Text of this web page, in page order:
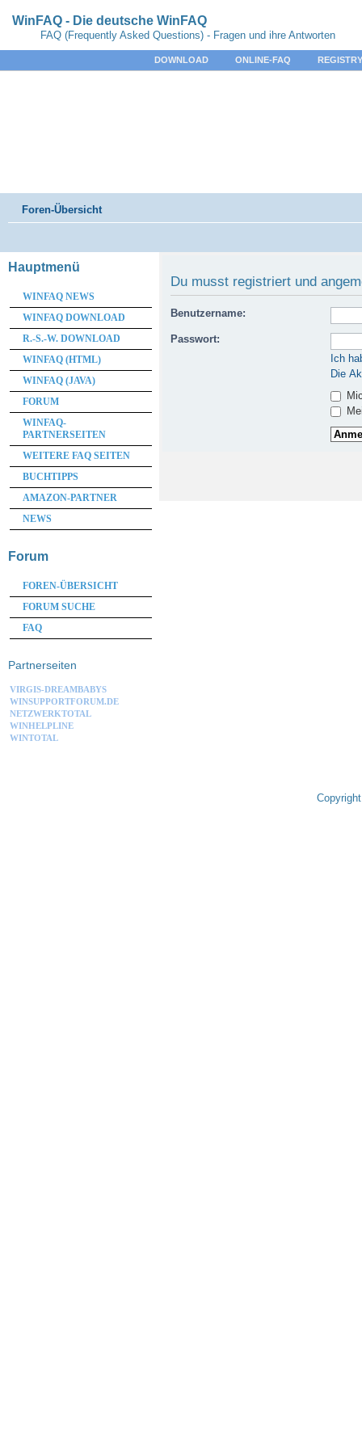
WinFAQ - Die deutsche WinFAQ
FAQ (Frequently Asked Questions) - Fragen und ihre Antworten
DOWNLOAD ONLINE-FAQ
Foren-Übersicht
Du musst registriert und
Benutzername:
Passwort:
Ich
Die
Hauptmenü
WINFAQ NEWS
WINFAQ DOWNLOAD
R.-S.-W. DOWNLOAD
WINFAQ (HTML)
WINFAQ (JAVA)
FORUM
WINFAQ-
PARTNERSEITEN
WEITERE FAQ SEITEN
BUCHTIPPS
AMAZON-PARTNER
NEWS
Forum
FOREN-ÜBERSICHT
FORUM SUCHE
FAQ
Partnerseiten
VIRGIS-DREAMBABYS
WINSUPPORTFORUM.DE
NETZWERKTOTAL
WINHELPLINE
WINTOTAL